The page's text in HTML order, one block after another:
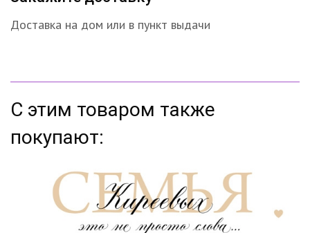
Доставка на дом или в пункт выдачи
С этим товаром также
покупают: